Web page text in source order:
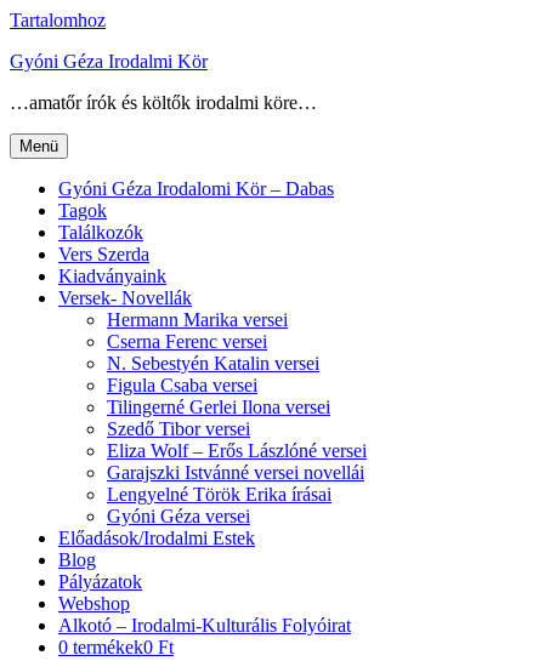
Tartalomhoz
Gyóni Géza Irodalmi Kör
…amatőr írók és költők irodalmi köre…
Menü
Gyóni Géza Irodalomi Kör – Dabas
Tagok
Találkozók
Vers Szerda
Kiadványaink
Versek- Novellák
Hermann Marika versei
Cserna Ferenc versei
N. Sebestyén Katalin versei
Figula Csaba versei
Tilingerné Gerlei Ilona versei
Szedő Tibor versei
Eliza Wolf – Erős Lászlóné versei
Garajszki Istvánné versei novellái
Lengyelné Török Erika írásai
Gyóni Géza versei
Előadások/Irodalmi Estek
Blog
Pályázatok
Webshop
Alkotó – Irodalmi-Kulturális Folyóirat
0 termékek0 Ft